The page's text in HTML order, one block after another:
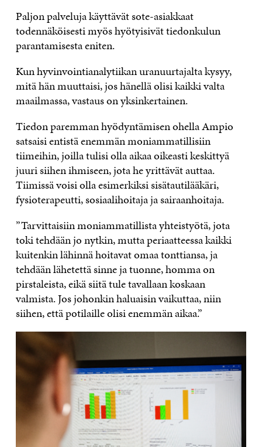
Paljon palveluja käyttävät sote-asiakkaat
todennäköisesti myös hyötyisivät tiedonkulun
parantamisesta eniten.
Kun hyvinvointianalytiikan uranuurtajalta kysyy,
mitä hän muuttaisi, jos hänellä olisi kaikki valta
maailmassa, vastaus on yksinkertainen.
Tiedon paremman hyödyntämisen ohella Ampio
satsaisi entistä enemmän moniammatillisiin
tiimeihin, joilla tulisi olla aikaa oikeasti keskittyä
juuri siihen ihmiseen, jota he yrittävät auttaa.
Tiimissä voisi olla esimerkiksi sisätautilääkäri,
fysioterapeutti, sosiaalihoitaja ja sairaanhoitaja.
”Tarvittaisiin moniammatillista yhteistyötä, jota
toki tehdään jo nytkin, mutta periaatteessa kaikki
kuitenkin lähinnä hoitavat omaa tonttiansa, ja
tehdään lähetettä sinne ja tuonne, homma on
pirstaleista, eikä siitä tule tavallaan koskaan
valmista. Jos johonkin haluaisin vaikuttaa, niin
siihen, että potilaille olisi enemmän aikaa.”